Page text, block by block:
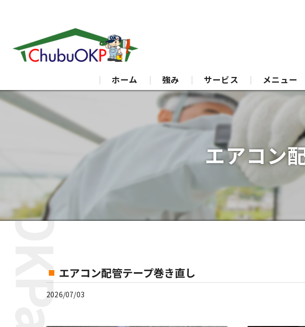
ホーム 強み サービス
外壁塗装
屋根塗装
メニュー
エアコン
エアコン配管テープ巻き直し
2026/07/03